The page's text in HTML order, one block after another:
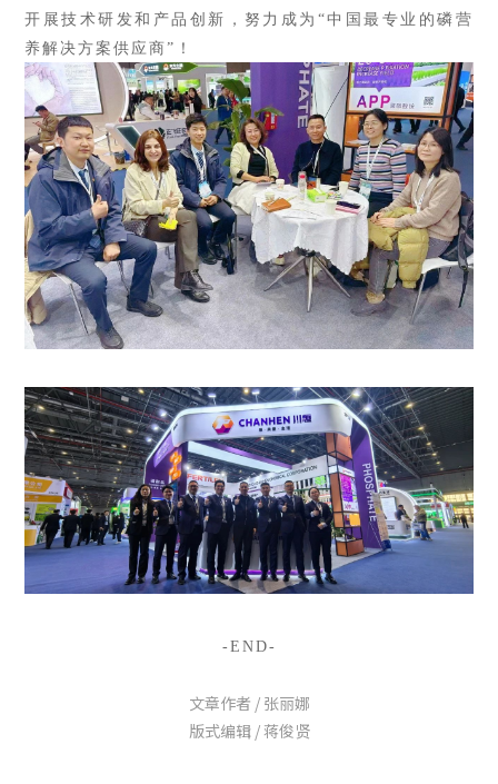
开展技术研发和产品创新，努力成为“中国最专业的磷营
养解决方案供应商”！
-END-
文章作者 / 张丽娜
版式编辑 / 蒋俊贤